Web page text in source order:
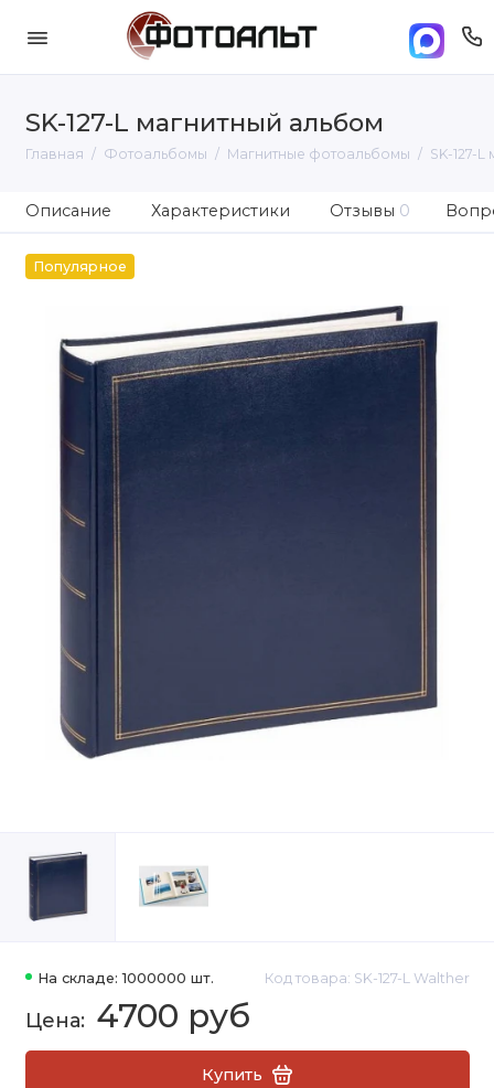
SK-127-L магнитный альбом
Главная Фотоальбомы Магнитные фотоальбомы SK-127-
Описание Характеристики Отзывы 0
Популярное
На складе: 1000000 шт. Код товара: SK-127-L Walther
4700 руб
Купить